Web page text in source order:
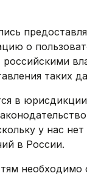
о
российскими
таких
в
у нас
в России.
необходимо